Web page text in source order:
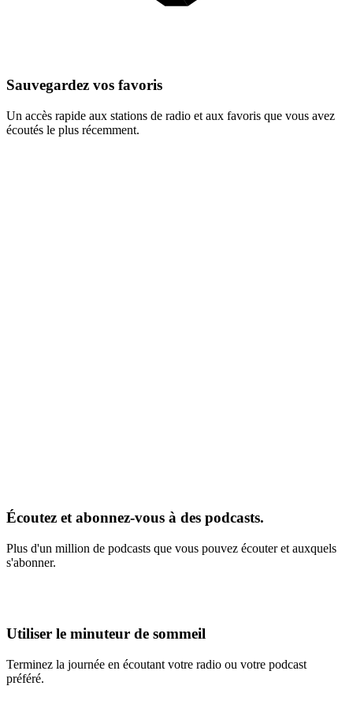
Sauvegardez vos favoris
Un accès rapide aux stations de radio et aux favoris que vous avez
écoutés le plus récemment.
Écoutez et abonnez-vous à des podcasts.
Plus d'un million de podcasts que vous pouvez écouter et auxquels
s'abonner.
Utiliser le minuteur de sommeil
Terminez la journée en écoutant votre radio ou votre podcast
préféré.